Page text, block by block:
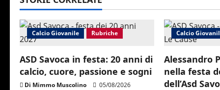
a
v
i
g
Calcio Giovanile Rubriche
ASD Savoca in festa: 20 anni di
calcio, cuore, passione e sogni
Di Mimmo Muscolino 05/08/2026
Calcio
Alessandro
nella festa
dell’Asd